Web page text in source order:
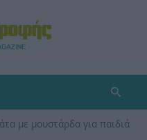
με μουστάρδα για παιδιά